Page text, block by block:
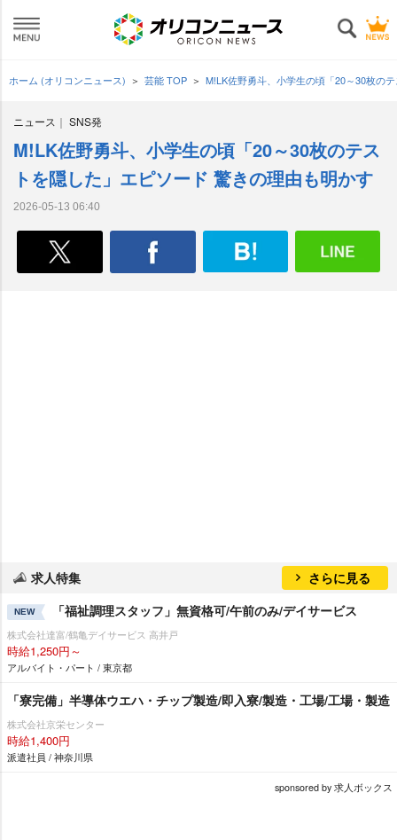
ホーム (オリコンニュース) 芸能 TOP M!LK佐野勇斗、小学生の頃「20～30枚の
ニュース SNS発
M!LK佐野勇斗、小学生の頃「20～30枚のテス
トを隠した」エピソード 驚きの理由も明かす
2026-05-13 06:40
求人特集 さらに見る
NEW 「福祉調理スタッフ」無資格可/午前のみ/デイサービス
株式会社達富/鶴亀デイサービス 高井戸
時給1,250円～
アルバイト・パート / 東京都
「寮完備」半導体ウエハ・チップ製造/即入寮/製造・工場/工場・製造
株式会社京栄センター
時給1,400円
派遣社員 / 神奈川県
sponsored by 求人ボックス